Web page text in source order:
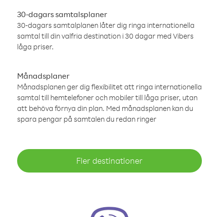
30-dagars samtalsplaner
30-dagars samtalplanen låter dig ringa internationella
samtal till din valfria destination i 30 dagar med Vibers
låga priser.
Månadsplaner
Månadsplanen ger dig flexibilitet att ringa internationella
samtal till hemtelefoner och mobiler till låga priser, utan
att behöva förnya din plan. Med månadsplanen kan du
spara pengar på samtalen du redan ringer
Fler destinationer